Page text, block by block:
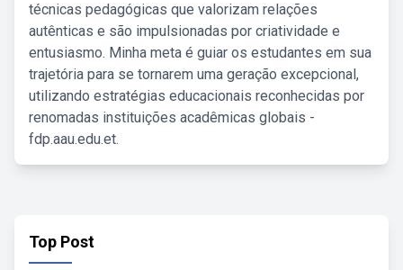
técnicas pedagógicas que valorizam relações
autênticas e são impulsionadas por criatividade e
entusiasmo. Minha meta é guiar os estudantes em sua
trajetória para se tornarem uma geração excepcional,
utilizando estratégias educacionais reconhecidas por
renomadas instituições acadêmicas globais -
fdp.aau.edu.et.
Top Post